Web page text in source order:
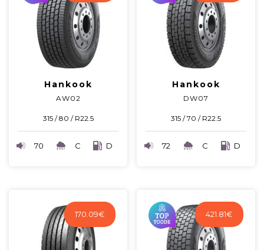
Hankook
AW02
315 / 80 / R22.5
70 C D
Hankook
DW07
315 / 70 / R22.5
72 C D
170.09€ 421.81€